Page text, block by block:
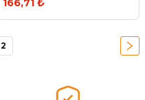
166,71 ₺
2